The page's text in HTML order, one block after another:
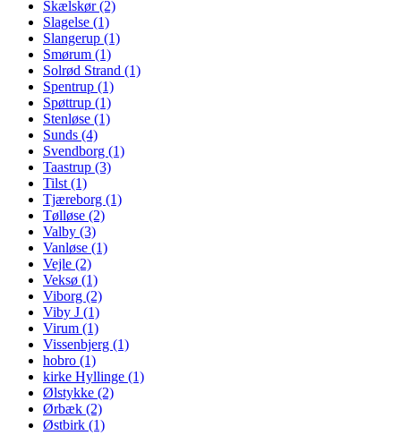
Skælskør (2)
Slagelse (1)
Slangerup (1)
Smørum (1)
Solrød Strand (1)
Spentrup (1)
Spøttrup (1)
Stenløse (1)
Sunds (4)
Svendborg (1)
Taastrup (3)
Tilst (1)
Tjæreborg (1)
Tølløse (2)
Valby (3)
Vanløse (1)
Vejle (2)
Veksø (1)
Viborg (2)
Viby J (1)
Virum (1)
Vissenbjerg (1)
hobro (1)
kirke Hyllinge (1)
Ølstykke (2)
Ørbæk (2)
Østbirk (1)